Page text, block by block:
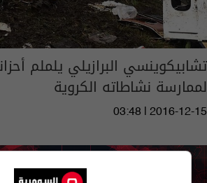
تشابيكوينسي البرازيلي يلملم
لممارسة نشاطاته الكروية
03:48 | 2016-12-15